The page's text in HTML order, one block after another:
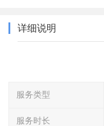
详细说明
服务类型
服务时长